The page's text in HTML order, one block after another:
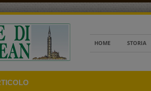
HOME STORIA